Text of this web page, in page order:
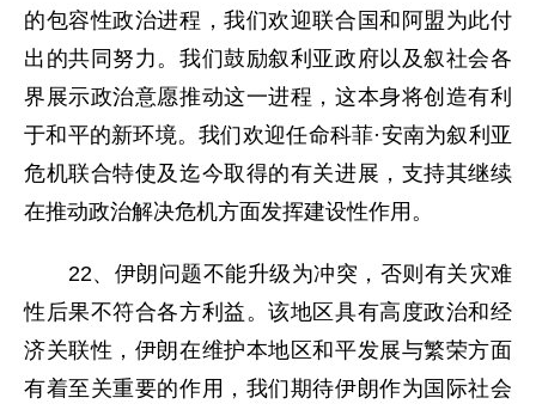
的包容性政治进程，我们欢迎联合国和阿盟为此付
出的共同努力。我们鼓励叙利亚政府以及叙社会各
界展示政治意愿推动这一进程，这本身将创造有利
于和平的新环境。我们欢迎任命科菲·安南为叙利亚
危机联合特使及迄今取得的有关进展，支持其继续
在推动政治解决危机方面发挥建设性作用。
22、伊朗问题不能升级为冲突，否则有关灾难
性后果不符合各方利益。该地区具有高度政治和经
济关联性，伊朗在维护本地区和平发展与繁荣方面
有着至关重要的作用，我们期待伊朗作为国际社会